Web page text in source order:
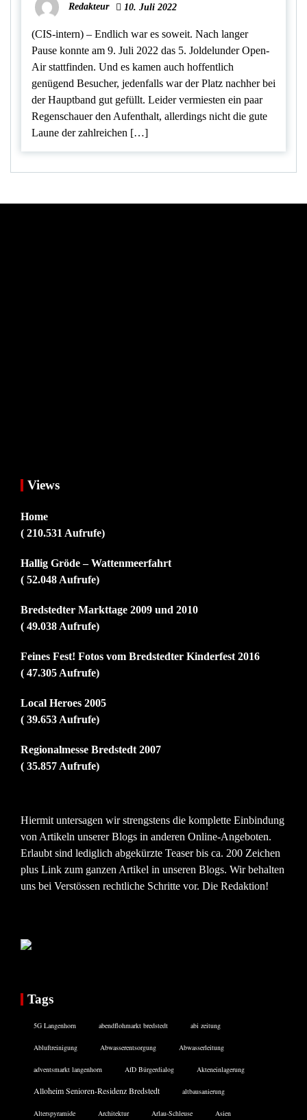
Redakteur 10. Juli 2022
(CIS-intern) – Endlich war es soweit. Nach langer
Pause konnte am 9. Juli 2022 das 5. Joldelunder Open-
Air stattfinden. Und es kamen auch hoffentlich
genügend Besucher, jedenfalls war der Platz nachher bei
der Hauptband gut gefüllt. Leider vermiesten ein paar
Regenschauer den Aufenthalt, allerdings nicht die gute
Laune der zahlreichen […]
Views
Home
( 210.531 Aufrufe)
Hallig Gröde – Wattenmeerfahrt
( 52.048 Aufrufe)
Bredstedter Markttage 2009 und 2010
( 49.038 Aufrufe)
Feines Fest! Fotos vom Bredstedter Kinderfest 2016
( 47.305 Aufrufe)
Local Heroes 2005
( 39.653 Aufrufe)
Regionalmesse Bredstedt 2007
( 35.857 Aufrufe)
Hiermit untersagen wir strengstens die komplette Einbindung
von Artikeln unserer Blogs in anderen Online-Angeboten.
Erlaubt sind lediglich abgekürzte Teaser bis ca. 200 Zeichen
plus Link zum ganzen Artikel in unseren Blogs. Wir behalten
uns bei Verstössen rechtliche Schritte vor. Die Redaktion!
Tags
5G Langenhorn abendflohmarkt bredstedt abi zeitung
Abluftreinigung Abwasserentsorgung Abwasserleitung
adventsmarkt langenhorn AfD Bürgerdialog Akteneinlagerung
Alloheim Senioren-Residenz Bredstedt altbausanierung
Alterspyramide Architektur Arlau-Schleuse Asien